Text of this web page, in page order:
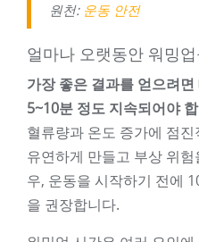
원천: 운동 안전
얼마나 오랫동안 워밍
가장 좋은 결과를 얻으려
5~10분 정도 지속되어야
혈류량과 온도 증가에 점
유연하게 만들고 부상 위
우, 운동을 시작하기 전에
을 권장합니다.